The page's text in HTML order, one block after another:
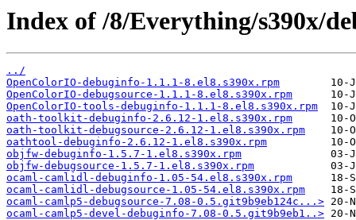
Index of /8/Everything/s390x/
../
OpenColorIO-debuginfo-1.1.1-8.el8.s390x.rpm
OpenColorIO-debugsource-1.1.1-8.el8.s390x.rpm
OpenColorIO-tools-debuginfo-1.1.1-8.el8.s390x.rpm
oath-toolkit-debuginfo-2.6.12-1.el8.s390x.rpm
oath-toolkit-debugsource-2.6.12-1.el8.s390x.rpm
oathtool-debuginfo-2.6.12-1.el8.s390x.rpm
objfw-debuginfo-1.5.7-1.el8.s390x.rpm
objfw-debugsource-1.5.7-1.el8.s390x.rpm
ocaml-camlidl-debuginfo-1.05-54.el8.s390x.rpm
ocaml-camlidl-debugsource-1.05-54.el8.s390x.rpm
ocaml-camlp5-debugsource-7.08-0.5.git9b9eb124c...>
ocaml-camlp5-devel-debuginfo-7.08-0.5.git9b9eb1..>